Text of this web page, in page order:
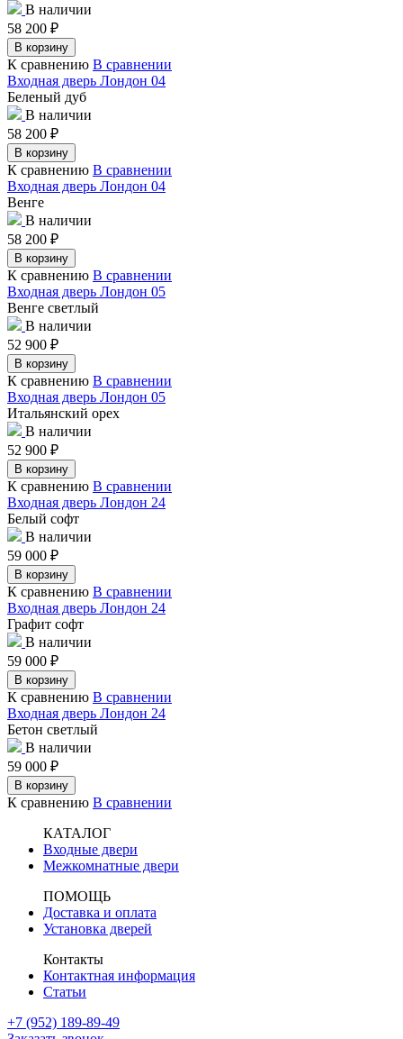
В наличии
58 200 ₽
В корзину
К сравнению В сравнении
Входная дверь Лондон 04
Беленый дуб
В наличии
58 200 ₽
В корзину
К сравнению В сравнении
Входная дверь Лондон 04
Венге
В наличии
58 200 ₽
В корзину
К сравнению В сравнении
Входная дверь Лондон 05
Венге светлый
В наличии
52 900 ₽
В корзину
К сравнению В сравнении
Входная дверь Лондон 05
Итальянский орех
В наличии
52 900 ₽
В корзину
К сравнению В сравнении
Входная дверь Лондон 24
Белый софт
В наличии
59 000 ₽
В корзину
К сравнению В сравнении
Входная дверь Лондон 24
Графит софт
В наличии
59 000 ₽
В корзину
К сравнению В сравнении
Входная дверь Лондон 24
Бетон светлый
В наличии
59 000 ₽
В корзину
К сравнению В сравнении
КАТАЛОГ
Входные двери
Межкомнатные двери
ПОМОЩЬ
Доставка и оплата
Установка дверей
Контакты
Контактная информация
Статьи
+7 (952) 189-89-49